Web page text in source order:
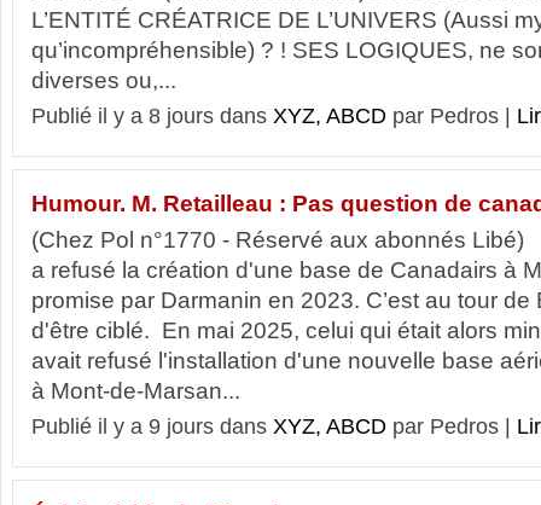
L’ENTITÉ CRÉATRICE DE L’UNIVERS (Aussi
qu’incompréhensible) ? ! SES LOGIQUES, ne
diverses ou,...
Publié il y a 8 jours dans XYZ, ABCD par Pedros |
Humour. M. Retailleau : Pas question de
(Chez Pol n°1770 - Réservé aux abonnés
a refusé la création d'une base de Canadairs à
promise par Darmanin en 2023. C’est au tour de
d'être ciblé. En mai 2025, celui qui était alors
avait refusé l'installation d'une nouvelle base
à Mont-de-Marsan...
Publié il y a 9 jours dans XYZ, ABCD par Pedros |